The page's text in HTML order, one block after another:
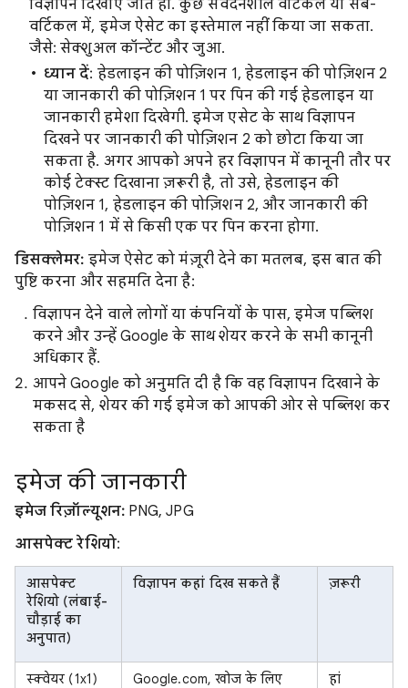
विज्ञापन दिखाए जाते हों. कुछ संवेदनशील वर्टिकल या सब-
वर्टिकल में, इमेज ऐसेट का इस्तेमाल नहीं किया जा सकता.
जैसे: सेक्शुअल कॉन्टेंट और जुआ.
ध्यान दें: हेडलाइन की पोज़िशन 1, हेडलाइन की पोज़िशन 2
या जानकारी की पोज़िशन 1 पर पिन की गई हेडलाइन या
जानकारी हमेशा दिखेगी. इमेज एसेट के साथ विज्ञापन
दिखने पर जानकारी की पोज़िशन 2 को छोटा किया जा
सकता है. अगर आपको अपने हर विज्ञापन में कानूनी तौर पर
कोई टेक्स्ट दिखाना ज़रूरी है, तो उसे, हेडलाइन की
पोज़िशन 1, हेडलाइन की पोज़िशन 2, और जानकारी की
पोज़िशन 1 में से किसी एक पर पिन करना होगा.
डिसक्लेमर: इमेज ऐसेट को मंज़ूरी देने का मतलब, इस बात की
पुष्टि करना और सहमति देना है:
विज्ञापन देने वाले लोगों या कंपनियों के पास, इमेज पब्लिश
करने और उन्हें Google के साथ शेयर करने के सभी कानूनी
अधिकार हैं.
आपने Google को अनुमति दी है कि वह विज्ञापन दिखाने के
मकसद से, शेयर की गई इमेज को आपकी ओर से पब्लिश कर
सकता है
इमेज की जानकारी
इमेज रिज़ॉल्यूशन: PNG, JPG
आसपेक्ट रेशियो:
आसपेक्ट
रेशियो (लंबाई-
चौड़ाई का
अनुपात)
विज्ञापन कहां दिख सकते हैं ज़रूरी
स्क्वेयर (1x1)
Google.com, खोज के लिए
हां